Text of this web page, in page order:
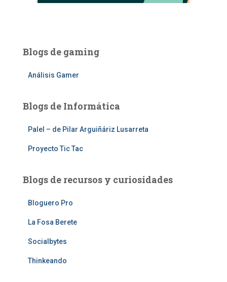
Blogs de gaming
Análisis Gamer
Blogs de Informática
Palel – de Pilar Arguiñáriz Lusarreta
Proyecto Tic Tac
Blogs de recursos y curiosidades
Bloguero Pro
La Fosa Berete
Socialbytes
Thinkeando